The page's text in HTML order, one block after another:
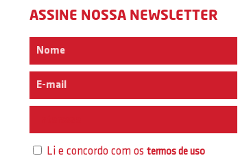
ASSINE NOSSA NEWSLETTER
Li e concordo com ostermos de uso